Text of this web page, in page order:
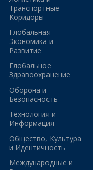
Транспортные
Коридоры
Глобальная
Экономика и
Развитие
Глобальное
Здравоохранение
Оборона и
Безопасность
Технология и
Информация
Общество, Культура
и Идентичность
Международные и